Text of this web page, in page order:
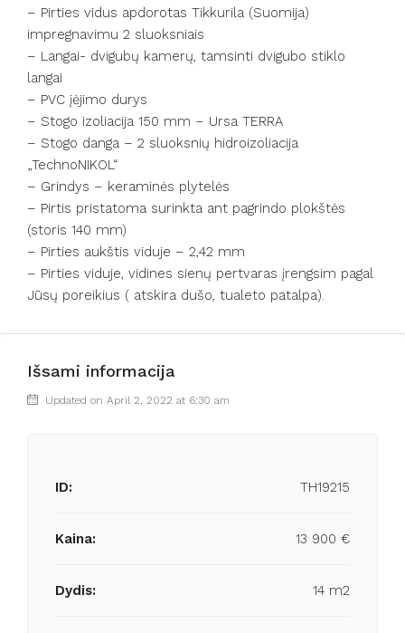
– Pirties vidus apdorotas Tikkurila (Suomija)
impregnavimu 2 sluoksniais
– Langai- dvigubų kamerų, tamsinti dvigubo stiklo
langai
– PVC įėjimo durys
– Stogo izoliacija 150 mm – Ursa TERRA
– Stogo danga – 2 sluoksnių hidroizoliacija
„TechnoNIKOL“
– Grindys – keraminės plytelės
– Pirtis pristatoma surinkta ant pagrindo plokštės
(storis 140 mm)
– Pirties aukštis viduje – 2,42 mm
– Pirties viduje, vidines sienų pertvaras įrengsim pagal
Jūsų poreikius ( atskira dušo, tualeto patalpa).
Išsami informacija
Updated on April 2, 2022 at 6:30 am
ID: TH19215
Kaina: 13 900 €
Dydis: 14 m2